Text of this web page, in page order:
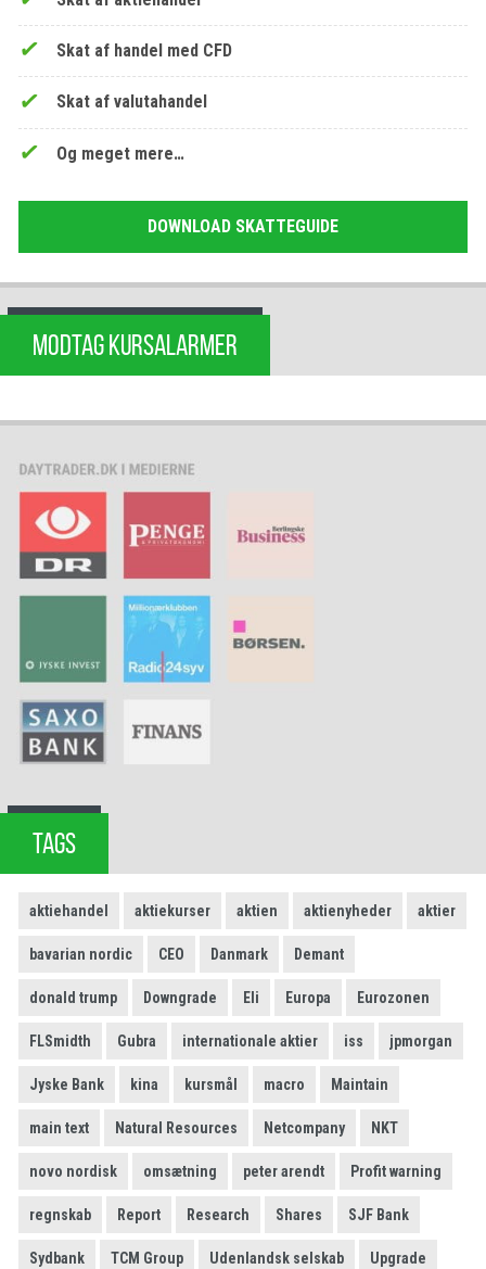
Skat af handel med CFD
Skat af valutahandel
Og meget mere…
DOWNLOAD SKATTEGUIDE
MODTAG KURSALARMER
TAGS
aktiehandel aktiekurser aktien aktienyheder aktier
bavarian nordic CEO Danmark Demant
donald trump Downgrade Eli Europa Eurozonen
FLSmidth Gubra internationale aktier iss jpmorgan
Jyske Bank kina kursmål macro Maintain
main text Natural Resources Netcompany NKT
novo nordisk omsætning peter arendt Profit warning
regnskab Report Research Shares SJF Bank
Sydbank TCM Group Udenlandsk selskab Upgrade